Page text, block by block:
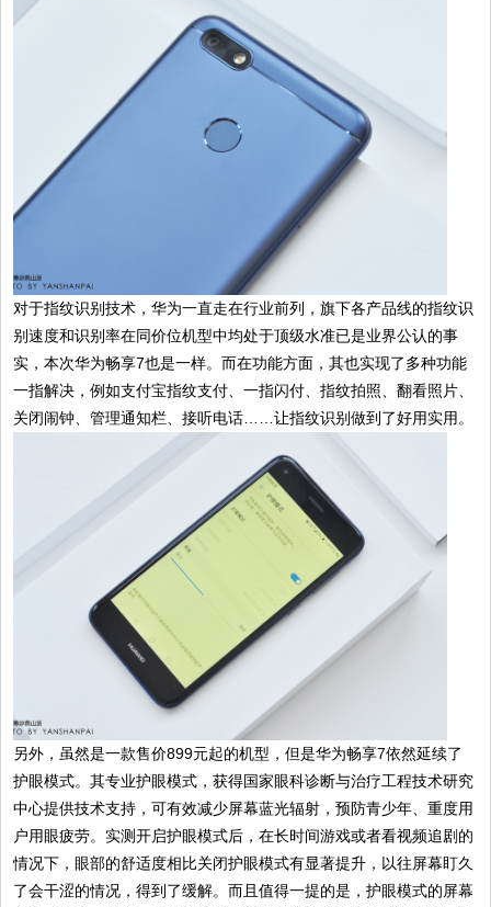
对于指纹识别技术，华为一直走在行业前列，旗下各产品线的指纹识
别速度和识别率在同价位机型中均处于顶级水准已是业界公认的事
实，本次华为畅享7也是一样。而在功能方面，其也实现了多种功能
一指解决，例如支付宝指纹支付、一指闪付、指纹拍照、翻看照片、
关闭闹钟、管理通知栏、接听电话……让指纹识别做到了好用实用。
另外，虽然是一款售价899元起的机型，但是华为畅享7依然延续了
护眼模式。其专业护眼模式，获得国家眼科诊断与治疗工程技术研究
中心提供技术支持，可有效减少屏幕蓝光辐射，预防青少年、重度用
户用眼疲劳。实测开启护眼模式后，在长时间游戏或者看视频追剧的
情况下，眼部的舒适度相比关闭护眼模式有显著提升，以往屏幕盯久
了会干涩的情况，得到了缓解。而且值得一提的是，护眼模式的屏幕